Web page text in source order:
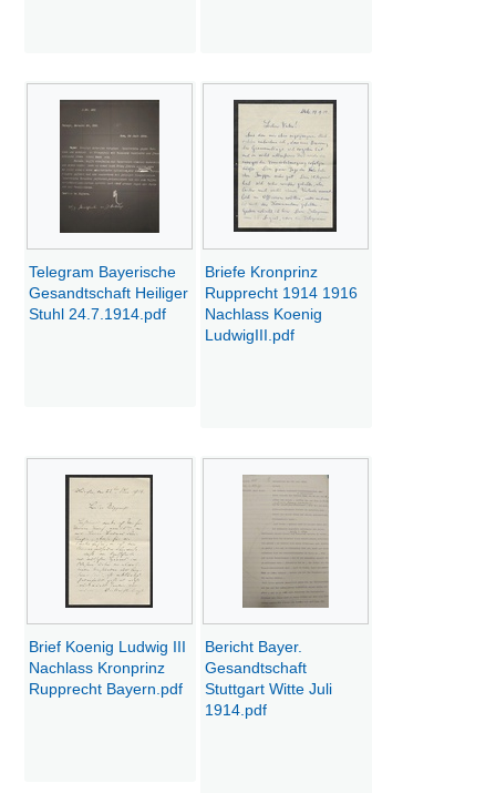
Telegram Bayerische
Gesandtschaft Heiliger
Stuhl 24.7.1914.pdf
Briefe Kronprinz
Rupprecht 1914 1916
Nachlass Koenig
LudwigIII.pdf
Brief Koenig Ludwig III
Nachlass Kronprinz
Rupprecht Bayern.pdf
Bericht Bayer.
Gesandtschaft
Stuttgart Witte Juli
1914.pdf